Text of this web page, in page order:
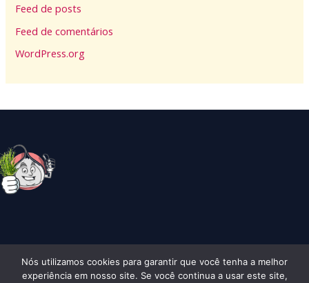
Feed de posts
Feed de comentários
WordPress.org
Copyright © 2026 Alhocomalecrim | Todos os Direitos Reserados
Nós utilizamos cookies para garantir que você tenha a melhor
experiência em nosso site. Se você continua a usar este site,